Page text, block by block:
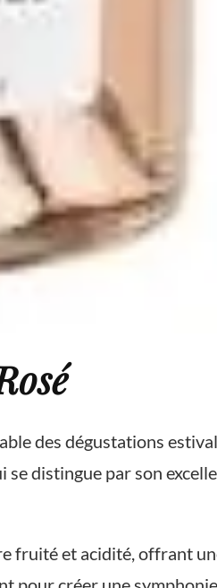
des dégustations
distingue par son
fruité et acidité, offrant